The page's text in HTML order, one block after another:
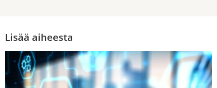
Lisää aiheesta